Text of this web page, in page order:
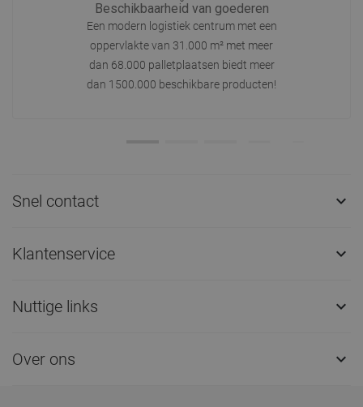
Beschikbaarheid van goederen
Een modern logistiek centrum met een
oppervlakte van 31.000 m² met meer
dan 68.000 palletplaatsen biedt meer
dan 1500.000 beschikbare producten!
Snel contact 
Klantenservice 
Nuttige links 
Over ons 